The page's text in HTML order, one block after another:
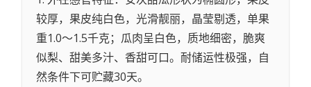
较厚，果皮纯白色，光滑靓丽，晶莹剔透，单果
重1.0～1.5千克；瓜肉呈白色，质地细密，脆爽
似梨、甜美多汁、香甜可口。耐储运性极强，自
然条件下可贮藏30天。